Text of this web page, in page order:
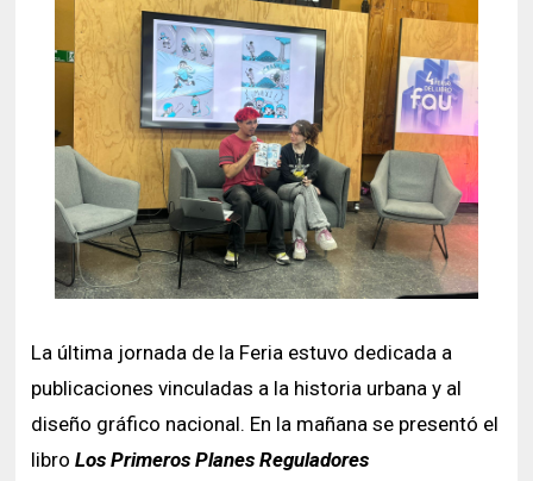
La última jornada de la Feria estuvo dedicada a
publicaciones vinculadas a la historia urbana y al
diseño gráfico nacional. En la mañana se presentó el
libro Los Primeros Planes Reguladores